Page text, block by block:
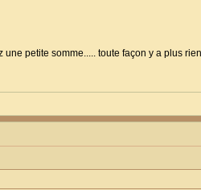
petite somme..... toute façon y a plus